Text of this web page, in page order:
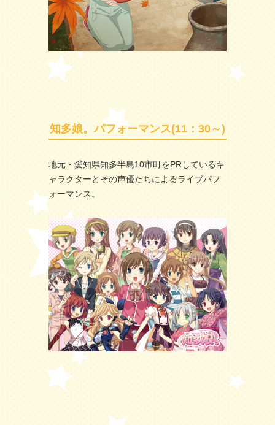
知多娘。パフォーマンス(11：30～)
地元・愛知県知多半島10市町をPRしているキ
ャラクターとその声優たちによるライブパフ
ォーマンス。